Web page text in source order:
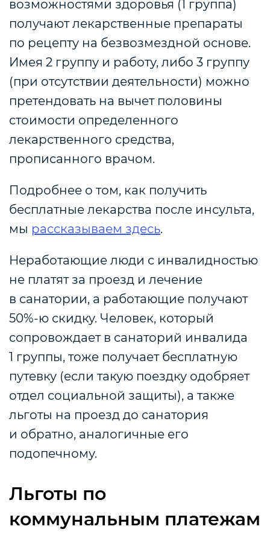
возможностями здоровья (1 группа)
получают лекарственные препараты
по рецепту на безвозмездной основе.
Имея 2 группу и работу, либо 3 группу
(при отсутствии деятельности) можно
претендовать на вычет половины
стоимости определенного
лекарственного средства,
прописанного врачом.
Подробнее о том, как получить
бесплатные лекарства после инсульта,
мы рассказываем здесь.
Неработающие люди с инвалидностью
не платят за проезд и лечение
в санатории, а работающие получают
50%-ю скидку. Человек, который
сопровождает в санаторий инвалида
1 группы, тоже получает бесплатную
путевку (если такую поездку одобряет
отдел социальной защиты), а также
льготы на проезд до санатория
и обратно, аналогичные его
подопечному.
Льготы по
коммунальным платежам